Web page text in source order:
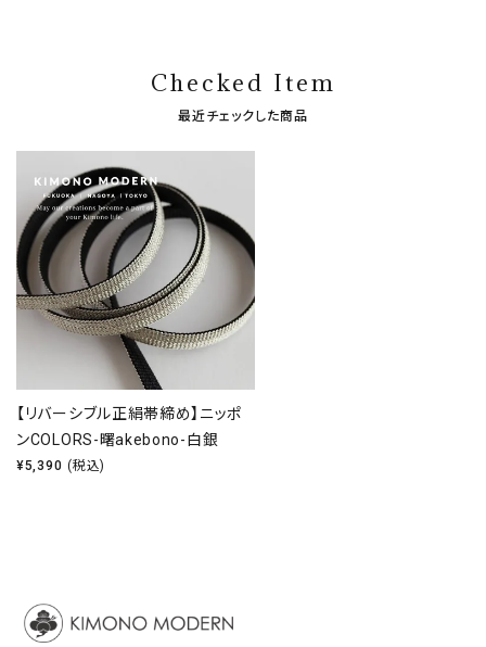
Checked Item
最近チェックした商品
【リバーシブル正絹帯締め】ニッポ
ンCOLORS-曙akebono-白銀
¥5,390 (税込)